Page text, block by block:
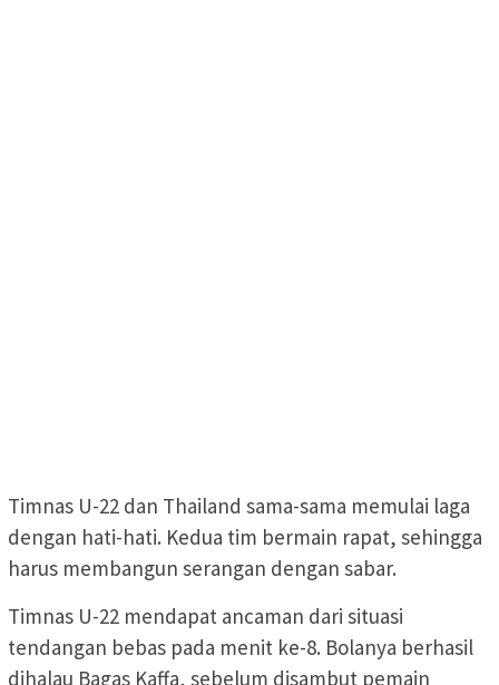
Timnas U-22 dan Thailand sama-sama memulai laga
dengan hati-hati. Kedua tim bermain rapat, sehingga
harus membangun serangan dengan sabar.
Timnas U-22 mendapat ancaman dari situasi
tendangan bebas pada menit ke-8. Bolanya berhasil
dihalau Bagas Kaffa, sebelum disambut pemain